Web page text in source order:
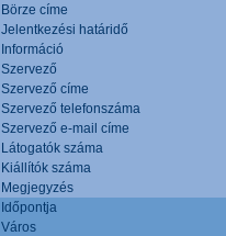
Börze címe
Jelentkezési határidő
Információ
Szervező
Szervező címe
Szervező telefonszáma
Szervező e-mail címe
Látogatók száma
Kiállítók száma
Megjegyzés
Időpontja
Város